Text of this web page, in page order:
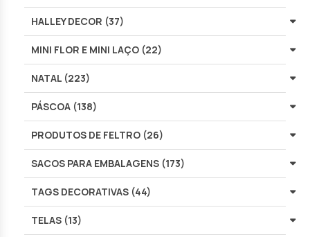
HALLEY DECOR (37)
MINI FLOR E MINI LAÇO (22)
NATAL (223)
PÁSCOA (138)
PRODUTOS DE FELTRO (26)
SACOS PARA EMBALAGENS (173)
TAGS DECORATIVAS (44)
TELAS (13)